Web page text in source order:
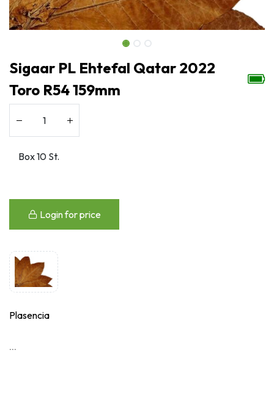
Sigaar PL Ehtefal Qatar 2022
Toro R54 159mm
Login for price
Plasencia
...